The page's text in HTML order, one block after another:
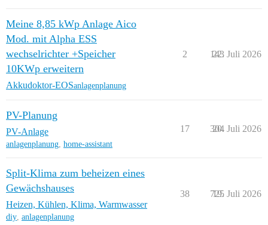
Meine 8,85 kWp Anlage Aico
Mod. mit Alpha ESS
wechselrichter +Speicher
10KWp erweitern
Akkudoktor-EOSanlagenplanung
2 143
22. Juli 2026
PV-Planung
PV-Anlage
anlagenplanung, home-assistant
17 304
20. Juli 2026
Split-Klima zum beheizen eines
Gewächshauses
Heizen, Kühlen, Klima, Warmwasser
diy, anlagenplanung
38 725
19. Juli 2026